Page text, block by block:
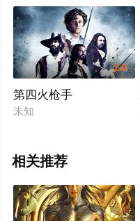
2.0
第四火枪手
未知
相关推荐